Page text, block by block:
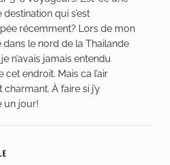
qui s’est
récemment? Lors de mon
dans le nord de la Thailande
n’avais jamais entendu
cet endroit. Mais ca l’air
À faire si j’y
un jour!